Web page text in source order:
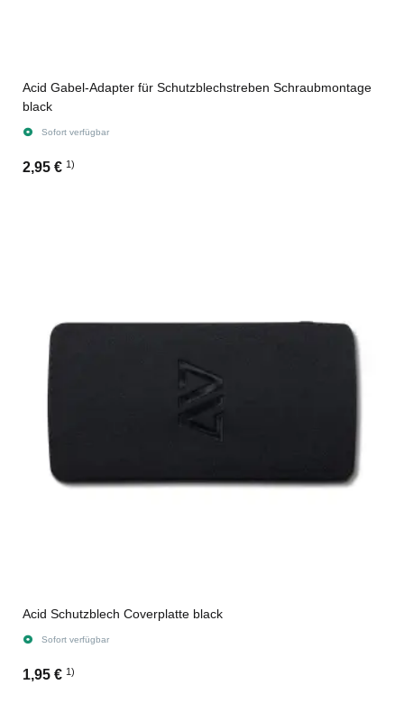
Acid Gabel-Adapter für Schutzblechstreben Schraubmontage
black
Sofort verfügbar
2,95 € 1)
Acid Schutzblech Coverplatte black
Sofort verfügbar
1,95 € 1)